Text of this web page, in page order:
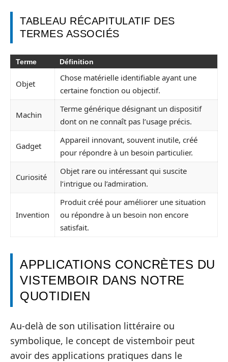
TABLEAU RÉCAPITULATIF DES
TERMES ASSOCIÉS
Terme Définition
Objet
Chose matérielle identifiable ayant une
certaine fonction ou objectif.
Machin
Terme générique désignant un dispositif
dont on ne connaît pas l’usage précis.
Gadget
Appareil innovant, souvent inutile, créé
pour répondre à un besoin particulier.
Curiosité
Objet rare ou intéressant qui suscite
l’intrigue ou l’admiration.
Invention
Produit créé pour améliorer une situation
ou répondre à un besoin non encore
satisfait.
APPLICATIONS CONCRÈTES DU
VISTEMBOIR DANS NOTRE
QUOTIDIEN
Au-delà de son utilisation littéraire ou
symbolique, le concept de vistemboir peut
avoir des applications pratiques dans le